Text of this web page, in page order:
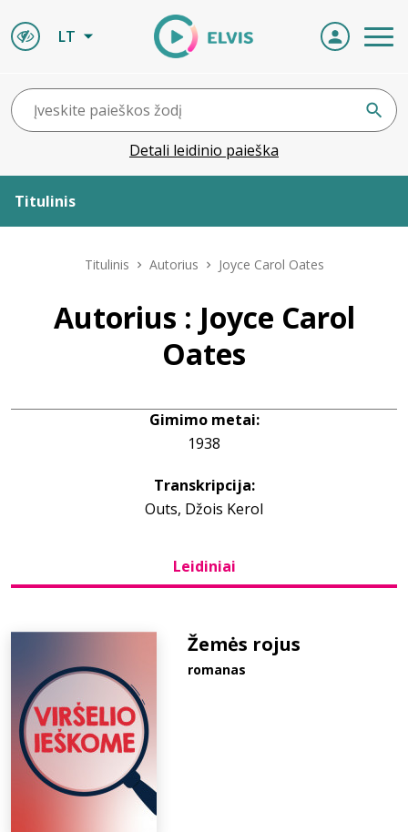
LT
Detali leidinio paieška
Titulinis
Leidiniai
Naujienos
Titulinis Autorius Joyce Carol Oates
Autorius : Joyce Carol
Oates
Gimimo metai:
1938
Transkripcija:
Outs, Džois Kerol
Leidiniai
Žemės rojus
romanas